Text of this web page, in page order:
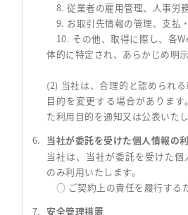
8. 従業者の雇用管理、人事労
9. お取引先情報の管理、支払
10. その他、取得に際し、各
体的に特定され、あらかじめ明
(2) 当社は、合理的と認められ
目的を変更する場合がありま
た利用目的を通知又は公表いたし
当社が委託を受けた個人情報の
当社は、当社が委託を受けた
のみ利用いたします。
○ ご契約上の責任を履行する
安全管理措置